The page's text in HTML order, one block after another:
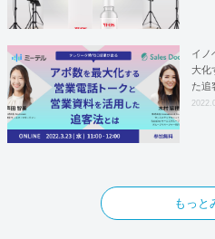
イノ
大化
た追
を開
もっと